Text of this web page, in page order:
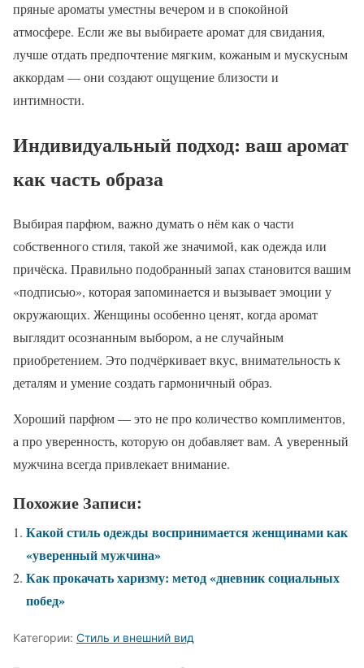
пряные ароматы уместны вечером и в спокойной
атмосфере. Если же вы выбираете аромат для свидания,
лучше отдать предпочтение мягким, кожаным и мускусным
аккордам — они создают ощущение близости и
интимности.
Индивидуальный подход: ваш аромат
как часть образа
Выбирая парфюм, важно думать о нём как о части
собственного стиля, такой же значимой, как одежда или
причёска. Правильно подобранный запах становится вашим
«подписью», которая запоминается и вызывает эмоции у
окружающих. Женщины особенно ценят, когда аромат
выглядит осознанным выбором, а не случайным
приобретением. Это подчёркивает вкус, внимательность к
деталям и умение создать гармоничный образ.
Хороший парфюм — это не про количество комплиментов,
а про уверенность, которую он добавляет вам. А уверенный
мужчина всегда привлекает внимание.
Похожие Записи:
Какой стиль одежды воспринимается женщинами как
«уверенный мужчина»
Как прокачать харизму: метод «дневник социальных
побед»
Категории: Стиль и внешний вид